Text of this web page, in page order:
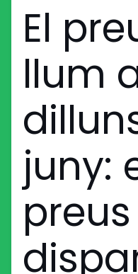
El
llum
juny: